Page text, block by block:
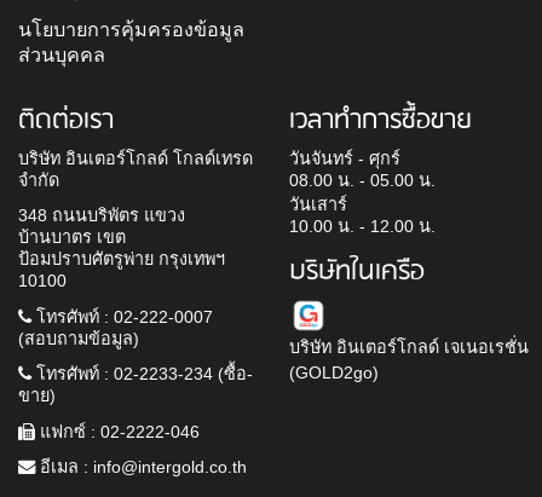
นโยบายการคุ้มครองข้อมูล
ส่วนบุคคล
ติดต่อเรา
บริษัท อินเตอร์โกลด์ โกลด์เทรด
จำกัด
348 ถนนบริพัตร แขวง
บ้านบาตร เขต
ป้อมปราบศัตรูพ่าย กรุงเทพฯ
10100
โทรศัพท์ : 02-222-0007
(สอบถามข้อมูล)
โทรศัพท์ : 02-2233-234 (ซื้อ-
ขาย)
แฟกซ์ : 02-2222-046
อีเมล : info@intergold.co.th
เวลาทำการซื้อขาย
วันจันทร์ - ศุกร์
08.00 น. - 05.00 น.
วันเสาร์
10.00 น. - 12.00 น.
บริษัทในเครือ
บริษัท อินเตอร์โกลด์ เจเนอเรชั่น
(GOLD2go)